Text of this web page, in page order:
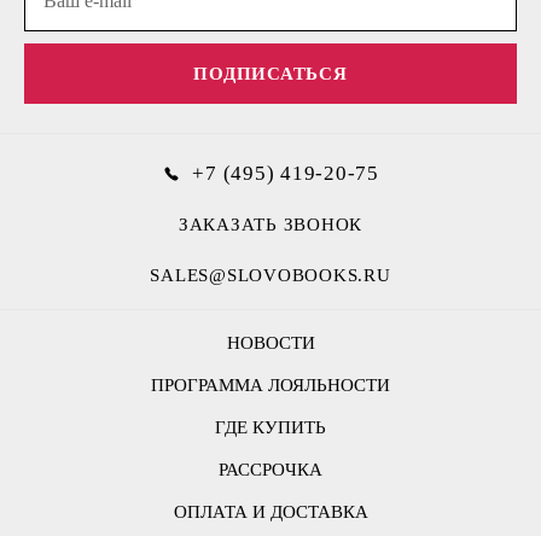
НОВОСТИ
ПРОГРАММА ЛОЯЛЬНОСТИ
ГДЕ КУПИТЬ
РАССРОЧКА
ОПЛАТА И ДОСТАВКА
ПОДПИСАТЬСЯ
+7 (495) 419-20-75
ЗАКАЗАТЬ ЗВОНОК
SALES@SLOVOBOOKS.RU